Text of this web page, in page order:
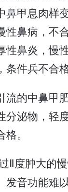
鼻甲息肉样
性鼻病，不
性鼻炎，慢
件兵不合格
流的中鼻甲
分泌物，轻
。
Ⅱ度肿大的
音功能难